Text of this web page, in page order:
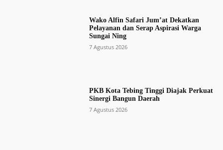
Wako Alfin Safari Jum’at Dekatkan
Pelayanan dan Serap Aspirasi Warga
Sungai Ning
7 Agustus 2026
PKB Kota Tebing Tinggi Diajak Perkuat
Sinergi Bangun Daerah
7 Agustus 2026